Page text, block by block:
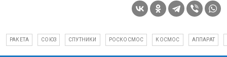
РАКЕТА СОЮЗ СПУТНИКИ РОСКОСМОС КОСМОС АППАРАТ